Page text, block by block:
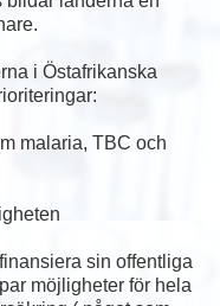
i Östafrikanska
malaria, TBC och
sin offentliga
möjligheter för hela